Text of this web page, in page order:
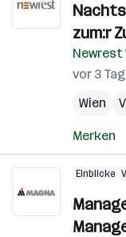
zum:r
Newrest
vor 3
Wien
Merken
Einblicke